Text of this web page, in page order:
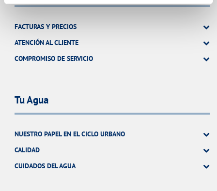
FACTURAS Y PRECIOS
ATENCIÓN AL CLIENTE
COMPROMISO DE SERVICIO
Tu Agua
NUESTRO PAPEL EN EL CICLO URBANO
CALIDAD
CUIDADOS DEL AGUA